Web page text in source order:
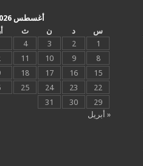
أغسطس 2026
س
د ن ث
1
2
3
4
8
9
10
11
15
16
17
18
22
23
24
25
29
30
31
« أبريل